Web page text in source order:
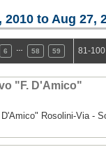
2010 to Aug 27,
6 58 59 81-
"F. D'Amico"
Rosolini-Via -